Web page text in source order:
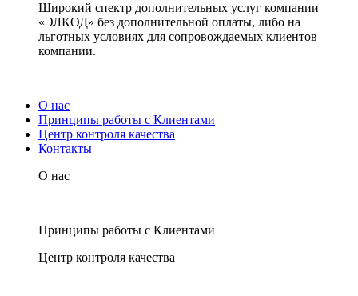
Широкий спектр дополнительных услуг компании
«ЭЛКОД» без дополнительной оплаты, либо на
льготных условиях для сопровождаемых клиентов
компании.
О нас
Принципы работы с Клиентами
Центр контроля качества
Контакты
О нас
Принципы работы с Клиентами
Центр контроля качества